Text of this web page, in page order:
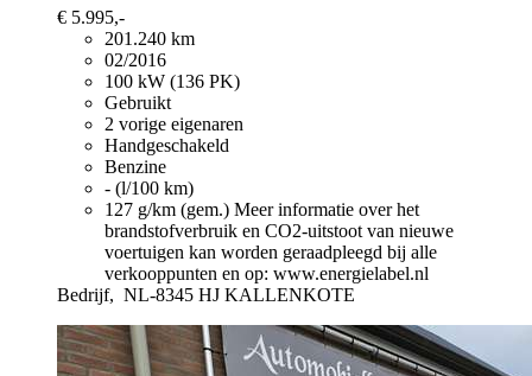
€ 5.995,-
201.240 km
02/2016
100 kW (136 PK)
Gebruikt
2 vorige eigenaren
Handgeschakeld
Benzine
- (l/100 km)
127 g/km (gem.) Meer informatie over het
brandstofverbruik en CO2-uitstoot van nieuwe
voertuigen kan worden geraadpleegd bij alle
verkooppunten en op: www.energielabel.nl
Bedrijf, NL-8345 HJ KALLENKOTE